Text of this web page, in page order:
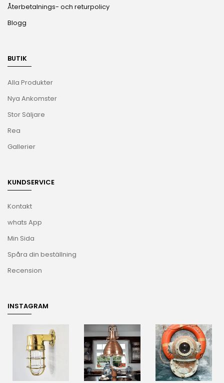
Återbetalnings- och returpolicy
Blogg
BUTIK
Alla Produkter
Nya Ankomster
Stor Säljare
Rea
Gallerier
KUNDSERVICE
Kontakt
whats App
Min Sida
Spåra din beställning
Recension
INSTAGRAM